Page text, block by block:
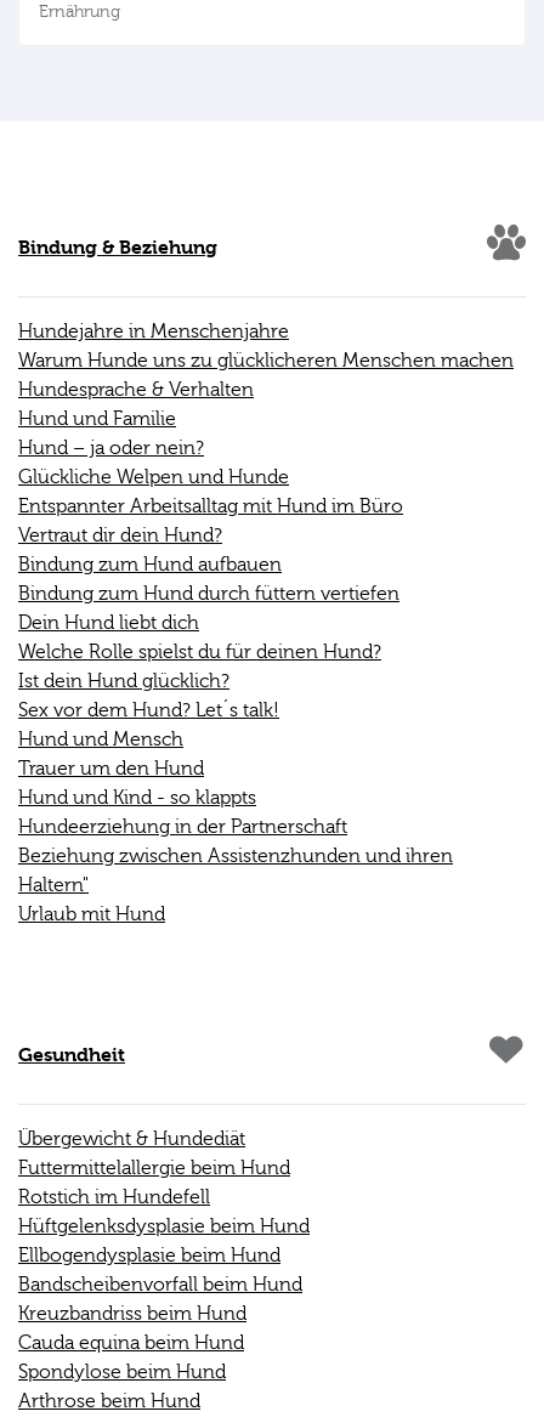
Ernährung
Bindung & Beziehung
Hundejahre in Menschenjahre
Warum Hunde uns zu glücklicheren Menschen machen
Hundesprache & Verhalten
Hund und Familie
Hund – ja oder nein?
Glückliche Welpen und Hunde
Entspannter Arbeitsalltag mit Hund im Büro
Vertraut dir dein Hund?
Bindung zum Hund aufbauen
Bindung zum Hund durch füttern vertiefen
Dein Hund liebt dich
Welche Rolle spielst du für deinen Hund?
Ist dein Hund glücklich?
Sex vor dem Hund? Let´s talk!
Hund und Mensch
Trauer um den Hund
Hund und Kind - so klappts
Hundeerziehung in der Partnerschaft
Beziehung zwischen Assistenzhunden und ihren
Haltern"
Urlaub mit Hund
Gesundheit
Übergewicht & Hundediät
Futtermittelallergie beim Hund
Rotstich im Hundefell
Hüftgelenksdysplasie beim Hund
Ellbogendysplasie beim Hund
Bandscheibenvorfall beim Hund
Kreuzbandriss beim Hund
Cauda equina beim Hund
Spondylose beim Hund
Arthrose beim Hund